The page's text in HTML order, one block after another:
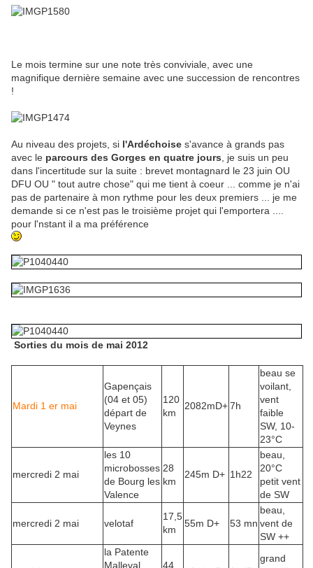
Le mois termine sur une note très conviviale, avec une
magnifique dernière semaine avec une succession de rencontres
!
Au niveau des projets, si l'Ardéchoise s'avance à grands pas
avec le parcours des Gorges en quatre jours , je suis un peu
dans l'incertitude sur la suite : brevet montagnard le 23 juin OU
DFU OU " tout autre chose" qui me tient à coeur ... comme je n'ai
pas de partenaire à mon rythme pour les deux premiers ... je me
demande si ce n'est pas le troisième projet qui l'emportera ....
pour l'nstant il a ma préférence
Sorties du mois de mai 2012
Mardi 1 er mai
Gapençais
(04 et 05)
départ de
Veynes
120
km
2082mD+7h
beau se
voilant,
vent
faible
SW, 10-
23°C
mercredi 2 mai
les 10
microbosses
de Bourg les
Valence
28
km
245m D+ 1h22
beau,
20°C
petit vent
de SW
mercredi 2 mai velotaf
17,5
km
55m D+ 53 mn
beau,
vent de
SW ++
la Patente
Malleval
44
grand